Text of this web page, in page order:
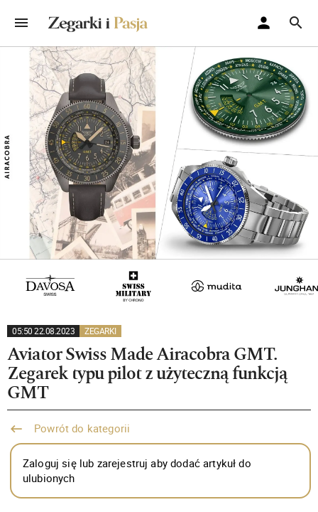
05:50 22.08.2023 ZEGARKI
Aviator Swiss Made Airacobra GMT.
Zegarek typu pilot z użyteczną funkcją
GMT
Powrót do kategorii
Zaloguj się lub zarejestruj aby dodać artykuł do
ulubionych